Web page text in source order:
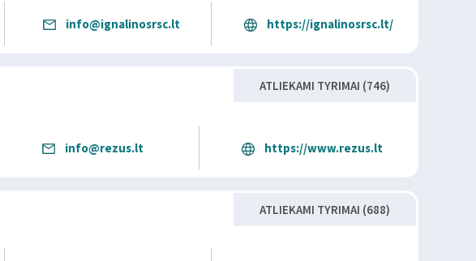
info@ignalinosrsc.lt https://ignalinosrsc.lt/
ATLIEKAMI TYRIMAI (746)
info@rezus.lt https://www.rezus.lt
ATLIEKAMI TYRIMAI (688)